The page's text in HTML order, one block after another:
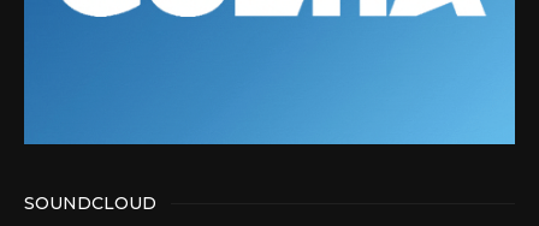
SOUNDCLOUD